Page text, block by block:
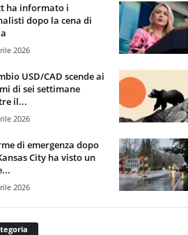
ha informato i
dopo la cena di
2026
USD/CAD scende ai
di sei settimane
il...
2026
di emergenza dopo
City ha visto un
2026